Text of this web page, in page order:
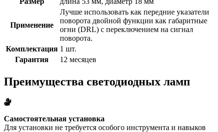
Применение
Лучше использовать как передние указатели
поворота двойной функции как габаритные
огни (DRL) с переключением на сигнал
поворота.
Комплектация 1 шт.
Гарантия
12 месяцев
Преимущества светодиодных ламп
Самостоятельная установка
Для установки не требуется особого инструмента и навыков